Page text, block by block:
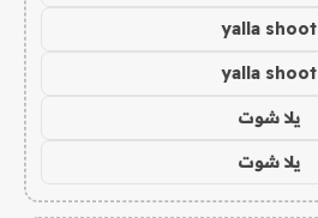
yalla shoot
yalla shoot
يلا شوت
يلا شوت